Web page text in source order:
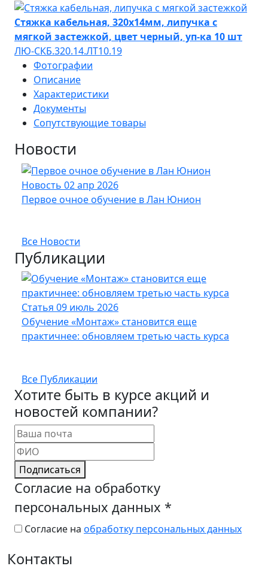
Стяжка кабельная, 320х14мм, липучка с
мягкой застежкой, цвет черный, уп-ка 10 шт
ЛЮ-СКБ.320.14.ЛТ10.19
Фотографии
Описание
Характеристики
Документы
Сопутствующие товары
Новости
Новость 02 апр 2026
Первое очное обучение в Лан Юнион
Все Новости
Публикации
Статья 09 июль 2026
Обучение «Монтаж» становится еще
практичнее: обновляем третью часть курса
Все Публикации
Хотите быть в курсе акций и
новостей компании?
Подписаться
Согласие на обработку
персональных данных *
Согласие на обработку персональных данных
Контакты